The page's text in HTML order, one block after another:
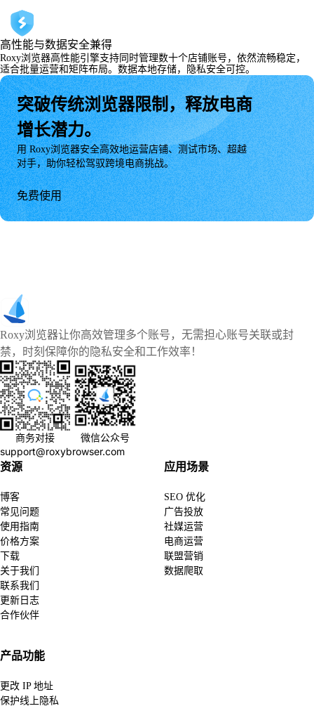
高性能与数据安全兼得
Roxy浏览器高性能引擎支持同时管理数十个店铺账号，依然流畅稳定，
适合批量运营和矩阵布局。数据本地存储，隐私安全可控。
突破传统浏览器限制，释放电商
增长潜力。
用 Roxy浏览器安全高效地运营店铺、测试市场、超越
对手，助你轻松驾驭跨境电商挑战。
免费使用
Roxy浏览器让你高效管理多个账号，无需担心账号关联或封
禁，时刻保障你的隐私安全和工作效率！
商务对接
微信公众号
support@roxybrowser.com
资源
博客
常见问题
使用指南
价格方案
下载
关于我们
联系我们
更新日志
合作伙伴
应用场景
SEO 优化
广告投放
社媒运营
电商运营
联盟营销
数据爬取
产品功能
更改 IP 地址
保护线上隐私